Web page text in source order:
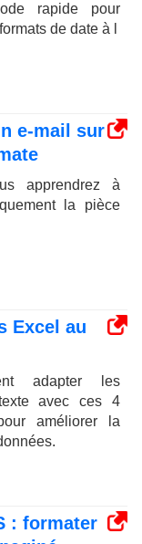
rapide pour
de date à l
e-mail sur
apprendrez à
la pièce
Excel au
adapter les
avec ces 4
améliorer la
: formater